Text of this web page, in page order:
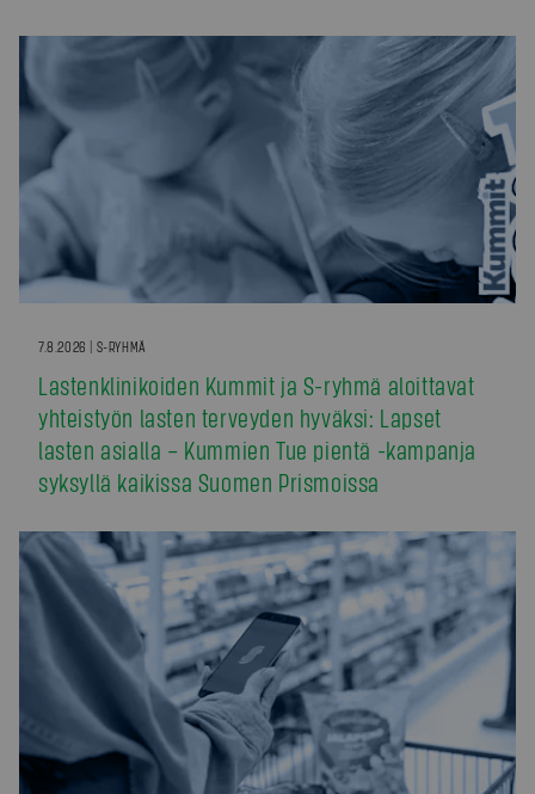
7.8.2026 | S-RYHMÄ
Lastenklinikoiden Kummit ja S-ryhmä aloittavat
yhteistyön lasten terveyden hyväksi: Lapset
lasten asialla – Kummien Tue pientä -kampanja
syksyllä kaikissa Suomen Prismoissa